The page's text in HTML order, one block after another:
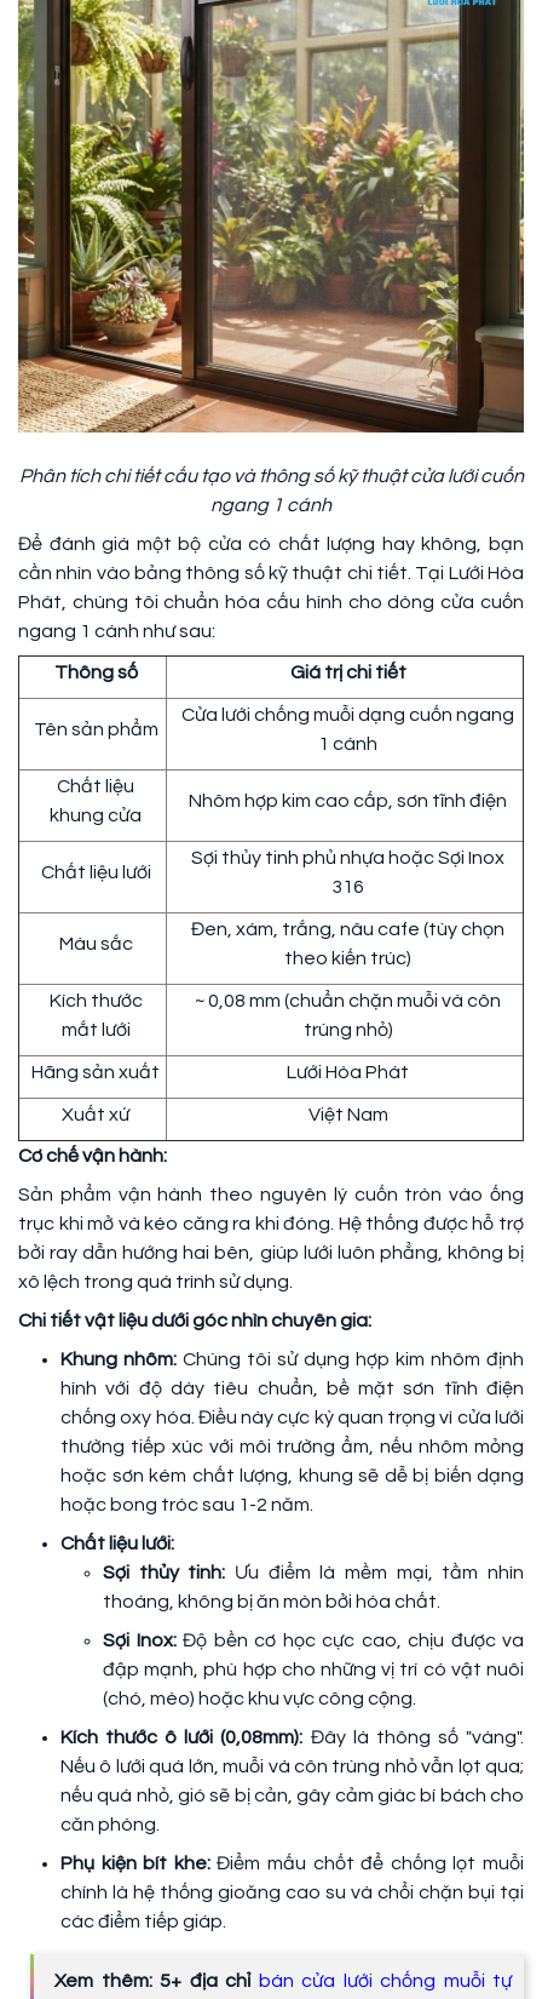
Phân tích chi tiết cấu tạo và thông số kỹ thuật cửa lưới cuốn
ngang 1 cánh
Để đánh giá một bộ cửa có chất lượng hay không, bạn
cần nhìn vào bảng thông số kỹ thuật chi tiết. Tại Lưới Hòa
Phát, chúng tôi chuẩn hóa cấu hình cho dòng cửa cuốn
ngang 1 cánh như sau:
Thông số Giá trị chi tiết
Tên sản phẩm
Cửa lưới chống muỗi dạng cuốn ngang
1 cánh
Chất liệu
khung cửa
Nhôm hợp kim cao cấp, sơn tĩnh điện
Chất liệu lưới
Sợi thủy tinh phủ nhựa hoặc Sợi Inox
316
Màu sắc
Đen, xám, trắng, nâu cafe (tùy chọn
theo kiến trúc)
Kích thước
mắt lưới
~ 0,08 mm (chuẩn chặn muỗi và côn
trùng nhỏ)
Hãng sản xuất Lưới Hòa Phát
Xuất xứ Việt Nam
Cơ chế vận hành:
Sản phẩm vận hành theo nguyên lý cuốn tròn vào ống
trục khi mở và kéo căng ra khi đóng. Hệ thống được hỗ trợ
bởi ray dẫn hướng hai bên, giúp lưới luôn phẳng, không bị
xô lệch trong quá trình sử dụng.
Chi tiết vật liệu dưới góc nhìn chuyên gia:
Khung nhôm: Chúng tôi sử dụng hợp kim nhôm định
hình với độ dày tiêu chuẩn, bề mặt sơn tĩnh điện
chống oxy hóa. Điều này cực kỳ quan trọng vì cửa lưới
thường tiếp xúc với môi trường ẩm, nếu nhôm mỏng
hoặc sơn kém chất lượng, khung sẽ dễ bị biến dạng
hoặc bong tróc sau 1-2 năm.
Chất liệu lưới:
Sợi thủy tinh: Ưu điểm là mềm mại, tầm nhìn
thoáng, không bị ăn mòn bởi hóa chất.
Sợi Inox:Độ bền cơ học cực cao, chịu được va
đập mạnh, phù hợp cho những vị trí có vật nuôi
(chó, mèo) hoặc khu vực công cộng.
Kích thước ô lưới (0,08mm): Đây là thông số "vàng".
Nếu ô lưới quá lớn, muỗi và côn trùng nhỏ vẫn lọt qua;
nếu quá nhỏ, gió sẽ bị cản, gây cảm giác bí bách cho
căn phòng.
Phụ kiện bít khe:Điểm mấu chốt để chống lọt muỗi
chính là hệ thống gioăng cao su và chổi chặn bụi tại
các điểm tiếp giáp.
Xem thêm: 5+ địa chỉ bán cửa lưới chống muỗi tự